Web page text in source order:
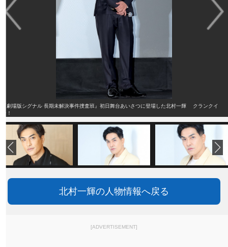
『劇場版シグナル 長期未解決事件捜査班』初日舞台あいさつに登場した北村一輝 クランクイ
ン！
北村一輝の人物情報へ戻る
[ADVERTISEMENT]